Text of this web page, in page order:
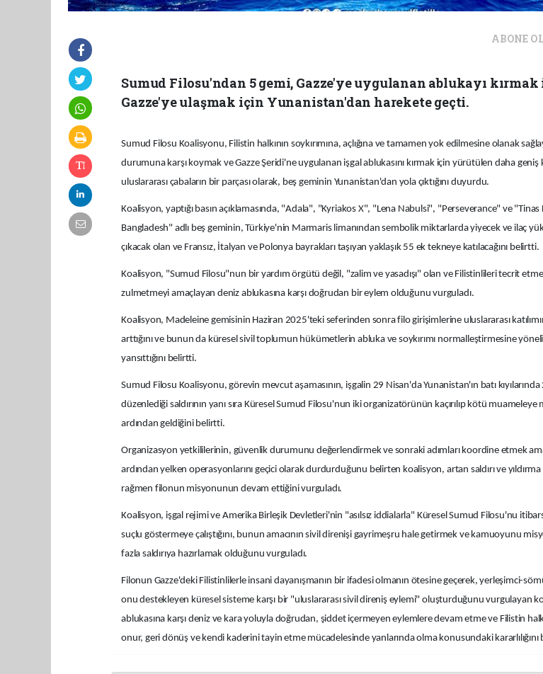
ABONE
Sumud Filosu'ndan 5 gemi, Gazze'ye uygulanan ablukayı
Gazze'ye ulaşmak için Yunanistan'dan harekete geçti.
Sumud Filosu Koalisyonu, Filistin halkının soykırımına, açlığına ve tamamen yok edilmesine olanak
durumuna karşı koymak ve Gazze Şeridi'ne uygulanan işgal ablukasını kırmak için yürütülen daha geniş
uluslararası çabaların bir parçası olarak, beş geminin Yunanistan'dan yola çıktığını duyurdu.
Koalisyon, yaptığı basın açıklamasında, "Adala", "Kyriakos X", "Lena Nabulsi", "Perseverance" ve "Tinas
Bangladesh" adlı beş geminin, Türkiye'nin Marmaris limanından sembolik miktarlarda yiyecek ve ilaç
çıkacak olan ve Fransız, İtalyan ve Polonya bayrakları taşıyan yaklaşık 55 ek tekneye katılacağını belirtti.
Koalisyon, "Sumud Filosu"nun bir yardım örgütü değil, "zalim ve yasadışı" olan ve Filistinlileri tecrit
zulmetmeyi amaçlayan deniz ablukasına karşı doğrudan bir eylem olduğunu vurguladı.
Koalisyon, Madeleine gemisinin Haziran 2025'teki seferinden sonra filo girişimlerine uluslararası
arttığını ve bunun da küresel sivil toplumun hükümetlerin abluka ve soykırımı normalleştirmesine
yansıttığını belirtti.
Sumud Filosu Koalisyonu, görevin mevcut aşamasının, işgalin 29 Nisan'da Yunanistan'ın batı
düzenlediği saldırının yanı sıra Küresel Sumud Filosu'nun iki organizatörünün kaçırılıp kötü muameleye
ardından geldiğini belirtti.
Organizasyon yetkililerinin, güvenlik durumunu değerlendirmek ve sonraki adımları koordine etmek
ardından yelken operasyonlarını geçici olarak durdurduğunu belirten koalisyon, artan saldırı ve
rağmen filonun misyonunun devam ettiğini vurguladı.
Koalisyon, işgal rejimi ve Amerika Birleşik Devletleri'nin "asılsız iddialarla" Küresel Sumud Filosu'nu
suçlu göstermeye çalıştığını, bunun amacının sivil direnişi gayrimeşru hale getirmek ve kamuoyunu
fazla saldırıya hazırlamak olduğunu vurguladı.
Filonun Gazze'deki Filistinlilerle insani dayanışmanın bir ifadesi olmanın ötesine geçerek, yerleşimci-
onu destekleyen küresel sisteme karşı bir "uluslararası sivil direniş eylemi" oluşturduğunu vurgulayan
ablukasına karşı deniz ve kara yoluyla doğrudan, şiddet içermeyen eylemlere devam etme ve Filistin
onur, geri dönüş ve kendi kaderini tayin etme mücadelesinde yanlarında olma konusundaki kararlılığını